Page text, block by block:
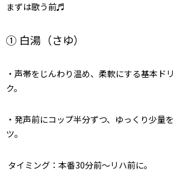
まずは歌う前♬
① 白湯（さゆ）
・声帯をじんわり温め、柔軟にする基本ド
ク。
・発声前にコップ半分ずつ、ゆっくり少量
ツ。
タイミング：本番30分前～リハ前に。